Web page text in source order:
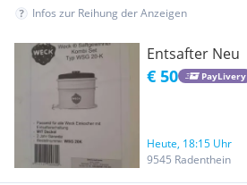
Infos zur Reihung der Anzeigen
Entsafter Neu
€ 50 PayLivery
Heute, 18:15 Uhr
9545 Radenthein